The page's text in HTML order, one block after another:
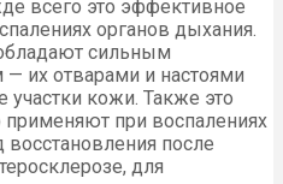
всего это эффективное
органов дыхания.
сильным
их отварами и настоями
кожи. Также это
при воспалениях
после
для